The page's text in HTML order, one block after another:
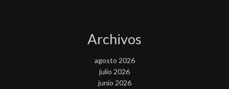
Archivos
agosto 2026
julio 2026
junio 2026